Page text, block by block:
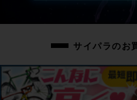
上記以外の確認とメンテナンスは行って
電動Di2ロードドライブトレイン用充電
ーツが付属しています。ペダルは付属い
サイパラのお